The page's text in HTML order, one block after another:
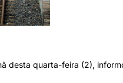
desta quarta-feira (2),